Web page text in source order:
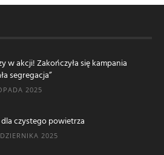
w akcji! Zakończyła się kampania
segregacja”
2025
czystego powietrza
2025